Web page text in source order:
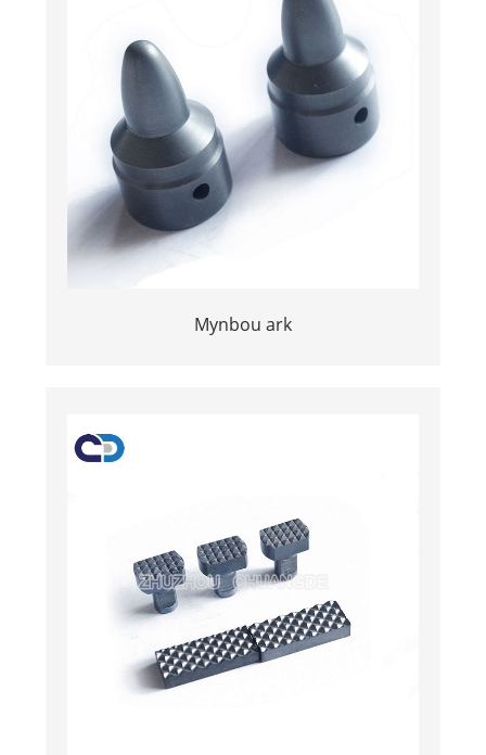
Mynbou ark